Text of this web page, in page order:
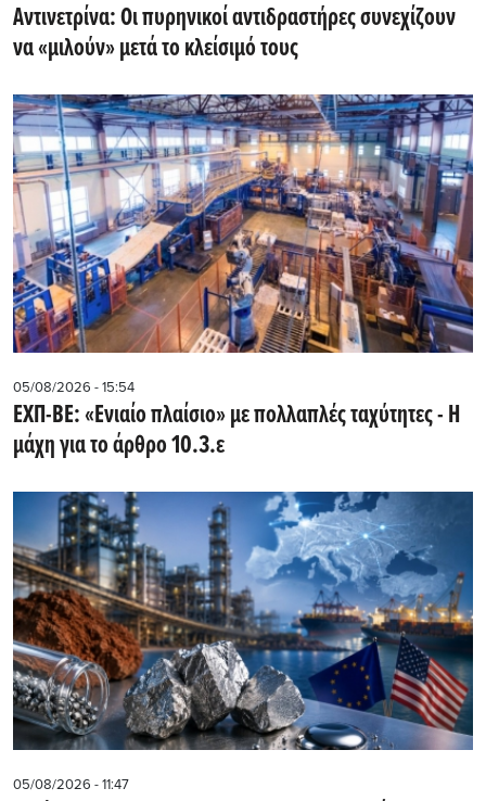
Αντινετρίνα: Οι πυρηνικοί αντιδραστήρες συνεχίζουν
να «μιλούν» μετά το κλείσιμό τους
05/08/2026 - 15:54
ΕΧΠ-ΒΕ: «Ενιαίο πλαίσιο» με πολλαπλές ταχύτητες - Η
μάχη για το άρθρο 10.3.ε
05/08/2026 - 11:47